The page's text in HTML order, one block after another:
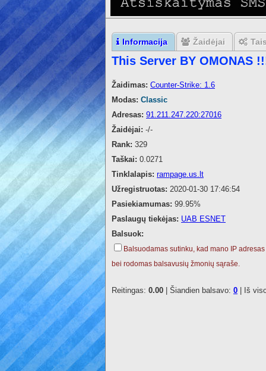
Informacija Žaidėjai
This Server BY OMONAS
Žaidimas: Counter-Strike: 1.6
Modas: Classic
Adresas: 91.211.247.220:27016
Žaidėjai: -/-
Rank: 329
Taškai: 0.0271
Tinklalapis: rampage.us.lt
Užregistruotas: 2020-01-30 17:46:54
Pasiekiamumas: 99.95%
Paslaugų tiekėjas: UAB ESNET
Balsuok:
Balsuodamas sutinku, kad mano IP
bei rodomas balsavusių žmonių sąraše.
Reitingas: 0.00 | Šiandien balsavo: 0 | Iš